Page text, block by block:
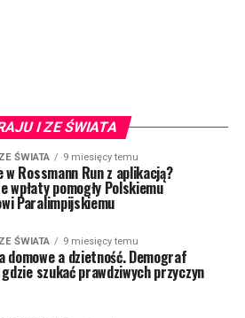
I ZE ŚWIATA
ŚWIATA 9 miesięcy temu
w Rossmann Run z aplikacją?
wpłaty pomogły Polskiemu
Paralimpijskiemu
ŚWIATA 9 miesięcy temu
domowe a dzietność. Demograf
szukać prawdziwych przyczyn